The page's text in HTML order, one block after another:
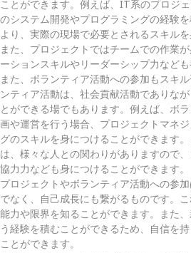
ことができます。例えば、IT系のプロジ
のシステム開発やプログラミングの経験
より、実際の現場で必要とされるスキル
また、プロジェクトではチームでの作業
ーションスキルやリーダーシップ力なども
また、ボランティア活動への参加もスキ
ンティア活動は、社会貢献活動でありな
とができる場でもあります。例えば、ボ
画や運営を行う場合、プロジェクトマネ
グのスキルを身につけることができます
は、様々な人との関わりがありますので
協力力なども身につけることができます。
プロジェクトやボランティア活動への参
でなく、自己成長にも繋がるものです。
能力や限界を知ることができます。また
う経験を積むことができるため、自信を
ことができます。